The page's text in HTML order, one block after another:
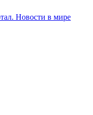
Новости в мире